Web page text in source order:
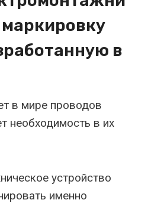
в
в мире проводов
необходимость в их
устройство
именно